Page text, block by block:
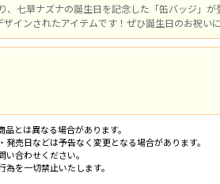
七草ナズナの誕生日を記念した「缶バッジ」が
インされたアイテムです！ぜひ誕生日のお祝い
とは異なる場合があります。
売日などは予告なく変更となる場合があります。
合わせください。
を一切禁止いたします。